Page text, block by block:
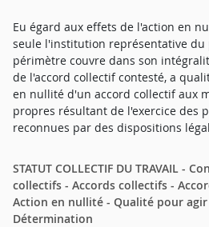
Eu égard aux effets de l'action en
seule l'institution représentative du
périmètre couvre dans son
de l'accord collectif contesté, a
en nullité d'un accord collectif aux
propres résultant de l'exercice des
reconnues par des dispositions
STATUT COLLECTIF DU TRAVAIL -
collectifs - Accords collectifs -
Action en nullité - Qualité pour
Détermination